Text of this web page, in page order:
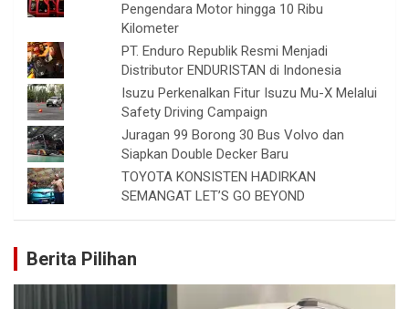
Pengendara Motor hingga 10 Ribu
Kilometer
PT. Enduro Republik Resmi Menjadi
Distributor ENDURISTAN di Indonesia
Isuzu Perkenalkan Fitur Isuzu Mu-X Melalui
Safety Driving Campaign
Juragan 99 Borong 30 Bus Volvo dan
Siapkan Double Decker Baru
TOYOTA KONSISTEN HADIRKAN
SEMANGAT LET’S GO BEYOND
Berita Pilihan